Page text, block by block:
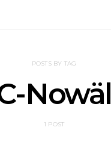
POSTS BY TAG
Nowäl
1 POST